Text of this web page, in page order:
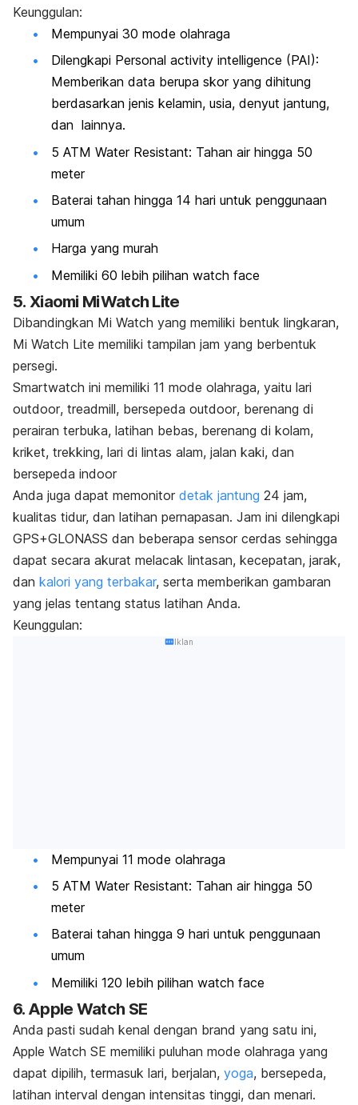
Keunggulan:
Mempunyai 30 mode olahraga
Dilengkapi Personal activity intelligence (PAI):
Memberikan data berupa skor yang dihitung
berdasarkan jenis kelamin, usia, denyut jantung,
dan lainnya.
5 ATM Water Resistant: Tahan air hingga 50
meter
Baterai tahan hingga 14 hari untuk penggunaan
umum
Harga yang murah
Memiliki 60 lebih pilihan watch face
5. Xiaomi MiWatch Lite
Dibandingkan Mi Watch yang memiliki bentuk lingkaran,
Mi Watch Lite memiliki tampilan jam yang berbentuk
persegi.
Smartwatch ini memiliki 11 mode olahraga, yaitu lari
outdoor, treadmill, bersepeda outdoor, berenang di
perairan terbuka, latihan bebas, berenang di kolam,
kriket, trekking, lari di lintas alam, jalan kaki, dan
bersepeda indoor
Anda juga dapat memonitor detak jantung 24 jam,
kualitas tidur, dan latihan pernapasan. Jam ini dilengkapi
GPS+GLONASS dan beberapa sensor cerdas sehingga
dapat secara akurat melacak lintasan, kecepatan, jarak,
dan kalori yang terbakar, serta memberikan gambaran
yang jelas tentang status latihan Anda.
Keunggulan:
Iklan
Mempunyai 11 mode olahraga
5 ATM Water Resistant: Tahan air hingga 50
meter
Baterai tahan hingga 9 hari untuk penggunaan
umum
Memiliki 120 lebih pilihan watch face
6. Apple Watch SE
Anda pasti sudah kenal dengan brand yang satu ini,
Apple Watch SE memiliki puluhan mode olahraga yang
dapat dipilih, termasuk lari, berjalan, yoga, bersepeda,
latihan interval dengan intensitas tinggi, dan menari.